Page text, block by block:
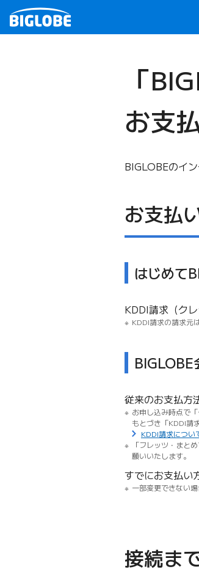
「
お支
BIGLOBEのイ
お支払
はじめて
KDDI請求（ク
KDDI請求の請求元
BIGLOBE
従来のお支払方
お申し込み時点で
もとづき「KDDI請
KDDI請求につい
「フレッツ・まと
願いいたします。
すでにお支払い
一部変更できない場
接続ま